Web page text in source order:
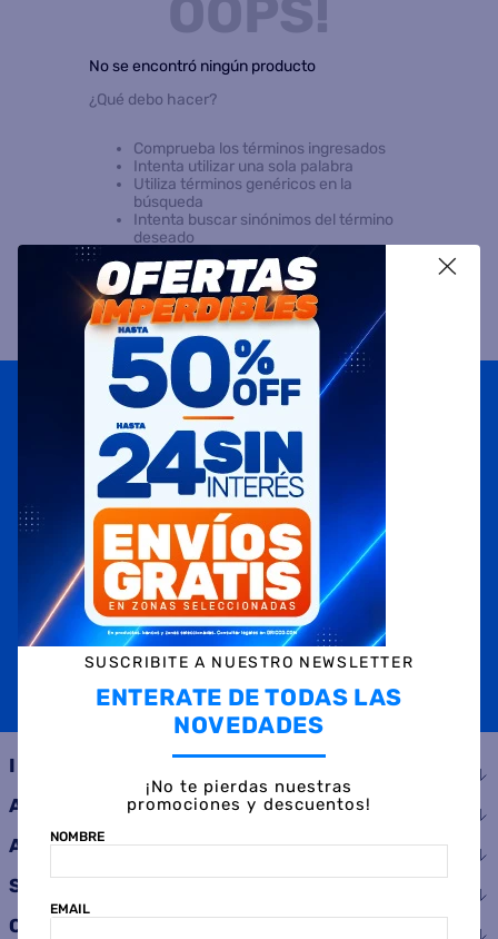
OOPS!
No se encontró ningún producto
¿Qué debo hacer?
Comprueba los términos ingresados
Intenta utilizar una sola palabra
Utiliza términos genéricos en la
búsqueda
Intenta buscar sinónimos del término
deseado
Suscribite anuestras novedades
OBTENÉ 5% DE DESCUENTO EN TU PRIMERA COMPRA
¡Con tu suscripción enterate de todas las mejores
promociones y ofertas en D'RICCO.COM!
TELÉFONO
SUSCRIBIRME
INSTITUCIONAL
AYUDA
ATENCIÓN AL CLIENTE
SERVICIOS
CONSUMIDOR
X
SUSCRIBITE A NUESTRO NEWSLETTER
ENTERATE DE TODAS LAS
NOVEDADES
¡No te pierdas nuestras
promociones y descuentos!
NOMBRE
EMAIL
9.